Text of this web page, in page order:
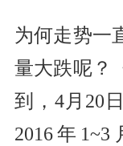
为何走势一
量大跌呢？
到，4月20
2016年